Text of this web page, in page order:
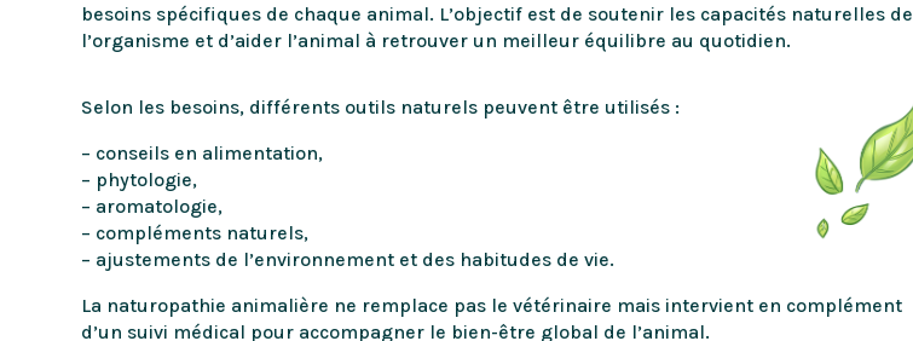
besoins spécifiques de chaque animal. L’objectif est de soutenir les capacités naturelles de
l’organisme et d’aider l’animal à retrouver un meilleur équilibre au quotidien.
Selon les besoins, différents outils naturels peuvent être utilisés :
– conseils en alimentation,
– phytologie,
– aromatologie,
– compléments naturels,
– ajustements de l’environnement et des habitudes de vie.
La naturopathie animalière ne remplace pas le vétérinaire mais intervient en complément
d’un suivi médical pour accompagner le bien-être global de l’animal.